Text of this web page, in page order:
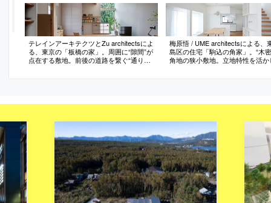
テレインアーキテクツとZu architectsによ
る、東京の「板橋の家」。周囲に“隙間”が
点在する敷地。前後の道路を繋ぐ“通り土
を調整する厚みのある緩衝空間を備えた
梅原悟 / UME architectsによる、
島区の住宅「駒込の角家」。“木
角地の狭小敷地。立地特性を活か
て“視界が遠くに伸びる”開口部を